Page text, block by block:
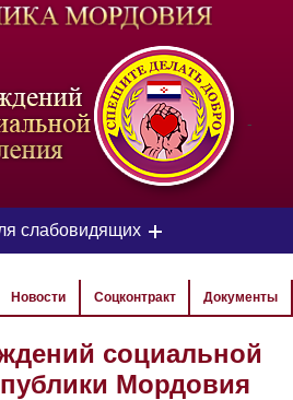
-
слабовидящих
СХЕМА
ТЕКСТА
Новости Соцконтракт Документы
социальной
Мордовия